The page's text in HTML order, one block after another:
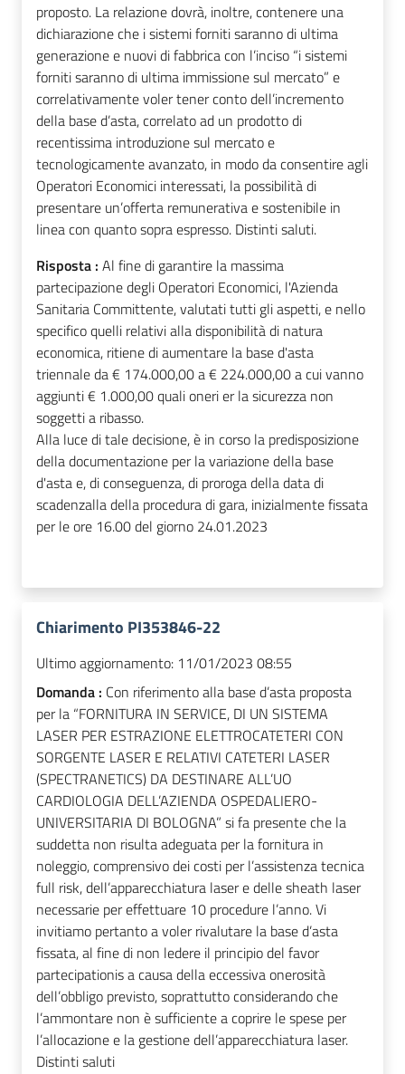
proposto. La relazione dovrà, inoltre, contenere una
dichiarazione che i sistemi forniti saranno di ultima
generazione e nuovi di fabbrica con l’inciso “i sistemi
forniti saranno di ultima immissione sul mercato” e
correlativamente voler tener conto dell’incremento
della base d’asta, correlato ad un prodotto di
recentissima introduzione sul mercato e
tecnologicamente avanzato, in modo da consentire agli
Operatori Economici interessati, la possibilità di
presentare un’offerta remunerativa e sostenibile in
linea con quanto sopra espresso. Distinti saluti.
Risposta : Al fine di garantire la massima
partecipazione degli Operatori Economici, l'Azienda
Sanitaria Committente, valutati tutti gli aspetti, e nello
specifico quelli relativi alla disponibilità di natura
economica, ritiene di aumentare la base d'asta
triennale da € 174.000,00 a € 224.000,00 a cui vanno
aggiunti € 1.000,00 quali oneri er la sicurezza non
soggetti a ribasso.
Alla luce di tale decisione, è in corso la predisposizione
della documentazione per la variazione della base
d'asta e, di conseguenza, di proroga della data di
scadenzalla della procedura di gara, inizialmente fissata
per le ore 16.00 del giorno 24.01.2023
Chiarimento PI353846-22
Ultimo aggiornamento: 11/01/2023 08:55
Domanda : Con riferimento alla base d’asta proposta
per la “FORNITURA IN SERVICE, DI UN SISTEMA
LASER PER ESTRAZIONE ELETTROCATETERI CON
SORGENTE LASER E RELATIVI CATETERI LASER
(SPECTRANETICS) DA DESTINARE ALL’UO
CARDIOLOGIA DELL’AZIENDA OSPEDALIERO-
UNIVERSITARIA DI BOLOGNA” si fa presente che la
suddetta non risulta adeguata per la fornitura in
noleggio, comprensivo dei costi per l’assistenza tecnica
full risk, dell’apparecchiatura laser e delle sheath laser
necessarie per effettuare 10 procedure l’anno. Vi
invitiamo pertanto a voler rivalutare la base d’asta
fissata, al fine di non ledere il principio del favor
partecipationis a causa della eccessiva onerosità
dell’obbligo previsto, soprattutto considerando che
l’ammontare non è sufficiente a coprire le spese per
l’allocazione e la gestione dell’apparecchiatura laser.
Distinti saluti